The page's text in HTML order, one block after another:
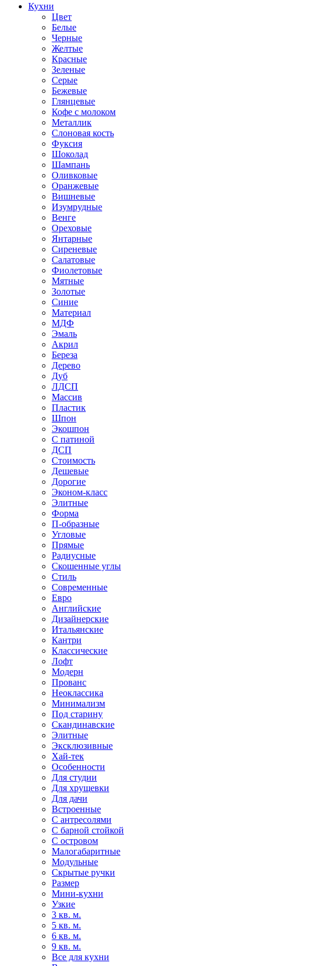
Кухни
Цвет
Белые
Черные
Желтые
Красные
Зеленые
Серые
Бежевые
Глянцевые
Кофе с молоком
Металлик
Слоновая кость
Фуксия
Шоколад
Шампань
Оливковые
Оранжевые
Вишневые
Изумрудные
Венге
Ореховые
Янтарные
Сиреневые
Салатовые
Фиолетовые
Мятные
Золотые
Синие
Материал
МДФ
Эмаль
Акрил
Береза
Дерево
Дуб
ЛДСП
Массив
Пластик
Шпон
Экошпон
С патиной
ДСП
Стоимость
Дешевые
Дорогие
Эконом-класс
Элитные
Форма
П-образные
Угловые
Прямые
Радиусные
Скошенные углы
Стиль
Современные
Евро
Английские
Дизайнерские
Итальянские
Кантри
Классические
Лофт
Модерн
Прованс
Неоклассика
Минимализм
Под старину
Скандинавские
Элитные
Эксклюзивные
Хай-тек
Особенности
Для студии
Для хрущевки
Для дачи
Встроенные
С антресолями
С барной стойкой
С островом
Малогабаритные
Модульные
Скрытые ручки
Размер
Мини-кухни
Узкие
3 кв. м.
5 кв. м.
6 кв. м.
9 кв. м.
Все для кухни